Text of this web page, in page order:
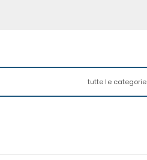
tutte le categorie